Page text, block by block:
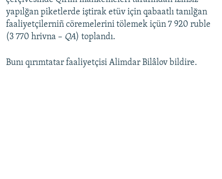
BLOGLAR
FİKİR
Українською
yapılğan piketlerde iştirak etüv için qabaatlı tanılğan
faaliyetçilerniñ cöremelerini tölemek içün 7 920 ruble
(3 770 hrivna – QA) toplandı.
Bunı qırımtatar faaliyetçisi Alimdar Bilâlov bildire.